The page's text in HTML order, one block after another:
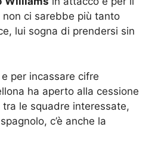
ci sarebbe più tanto
lui sogna di prendersi sin
per incassare cifre
ha aperto alla cessione
tra le squadre interessate,
c’è anche la